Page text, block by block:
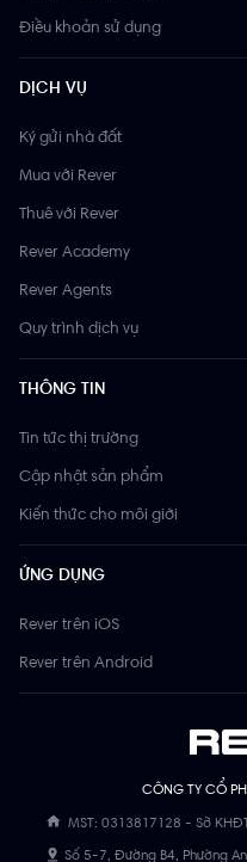
CÔNG TY CỔ
MST: 0313817128 - Sở
Số 5-7, Đường B4, Phường
Điều khoản sử dụng
DỊCH VỤ
Ký gửi nhà đất
Mua với Rever
Thuê với Rever
Rever Academy
Rever Agents
Quy trình dịch vụ
THÔNG TIN
Tin tức thị trường
Cập nhật sản phẩm
Kiến thức cho môi giới
ỨNG DỤNG
Rever trên iOS
Rever trên Android